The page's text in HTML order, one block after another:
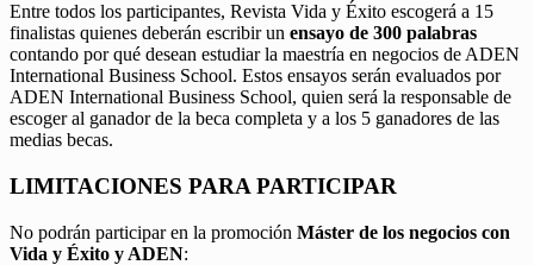
Entre todos los participantes, Revista Vida y Éxito escogerá a 15
finalistas quienes deberán escribir un ensayo de 300 palabras
contando por qué desean estudiar la maestría en negocios de ADEN
International Business School. Estos ensayos serán evaluados por
ADEN International Business School, quien será la responsable de
escoger al ganador de la beca completa y a los 5 ganadores de las
medias becas.
LIMITACIONES PARA PARTICIPAR
No podrán participar en la promoción Máster de los negocios con
Vida y Éxito y ADEN: